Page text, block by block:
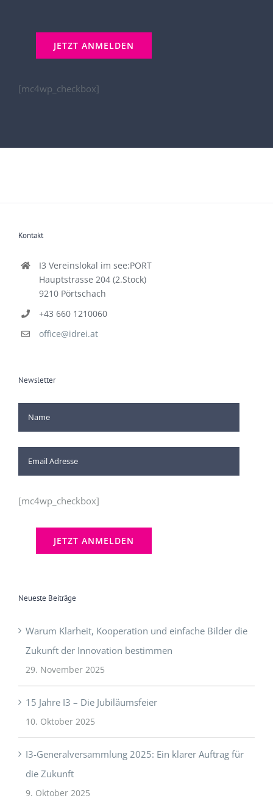
[mc4wp_checkbox]
Kontakt
I3 Vereinslokal im see:PORT
Hauptstrasse 204 (2.Stock)
9210 Pörtschach
+43 660 1210060
office@idrei.at
Newsletter
[mc4wp_checkbox]
Neueste Beiträge
Warum Klarheit, Kooperation und einfache Bilder die
Zukunft der Innovation bestimmen
29. November 2025
15 Jahre I3 – Die Jubiläumsfeier
10. Oktober 2025
I3-Generalversammlung 2025: Ein klarer Auftrag für
die Zukunft
9. Oktober 2025